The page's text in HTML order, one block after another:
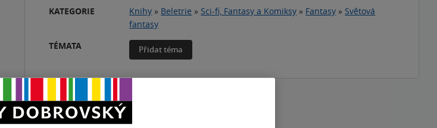
KATEGORIE
Knihy » Beletrie » Sci-fi, Fantasy a Komiksy » Fantasy » Světová
fantasy
TÉMATA
Přidat téma